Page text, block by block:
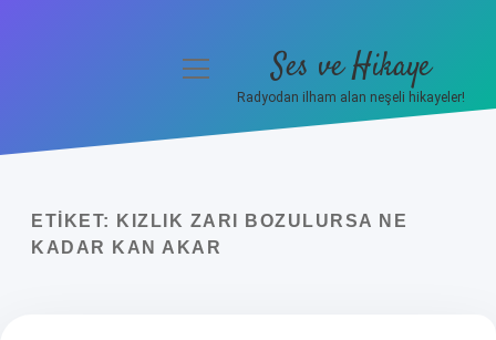
Yasal Uyarı
menüyü
Ses ve Hikaye
Radyodan ilham alan neşeli hikayeler!
ETIKET:
KIZLIK ZARI BOZULURSA NE
KADAR KAN AKAR